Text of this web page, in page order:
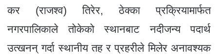
कर (राजश्व) तिरेर, ठेक्का प्रक्रियामार्फत
नगरपालिकाले तोकेको स्थानबाट नदीजन्य पदार्थ
उत्खनन् गर्दा स्थानीय तह र प्रहरीले मिलेर अनावश्यक